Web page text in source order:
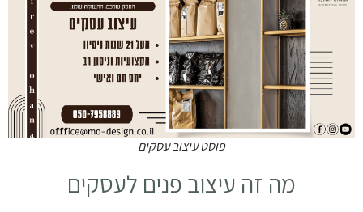
פוסט עיצוב עסקים
מה זה עיצוב פנים לעסקים